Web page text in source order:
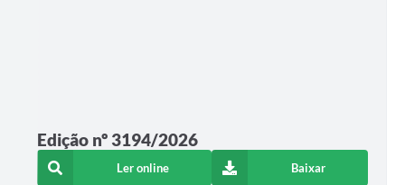
Edição nº 3194/2026
Ler online Baixar